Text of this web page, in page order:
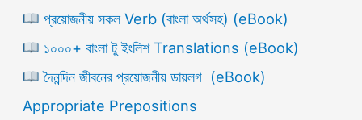
প্রয়োজনীয় সকল Verb (বাংলা অর্থসহ) (eBook)
১০০০+ বাংলা টু ইংলিশ Translations (eBook)
দৈনন্দিন জীবনের প্রয়োজনীয় ডায়লগ (eBook)
Appropriate Prepositions